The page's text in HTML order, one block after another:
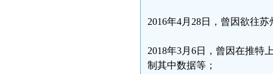
2016年4月28日，曾因欲往
2018年3月6日，曾因在推特
制其中数据等；